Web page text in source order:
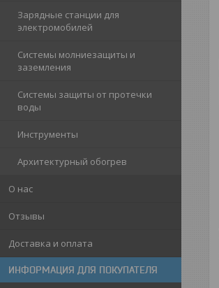
Зарядные станции для
электромобилей
Системы молниезащиты и
заземления
Системы защиты от протечки
воды
Инструменты
Архитектурный обогрев
О нас
Отзывы
Доставка и оплата
ИНФОРМАЦИЯ ДЛЯ ПОКУПАТЕЛЯ